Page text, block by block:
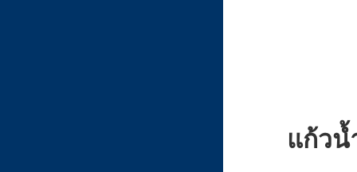
แก้ว